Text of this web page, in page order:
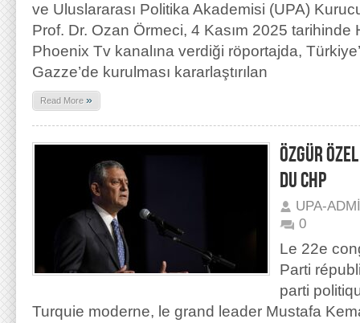
ve Uluslararası Politika Akademisi (UPA)
Prof. Dr. Ozan Örmeci, 4 Kasım 2025
Phoenix Tv kanalına verdiği röportajda,
Gazze’de kurulması kararlaştırılan
Read More »
Özgür
du CHP
UPA-
0
Le 22e
Parti
parti
Turquie moderne, le grand leader Mustafa